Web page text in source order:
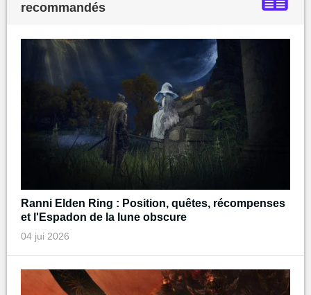
recommandés
Ranni Elden Ring : Position, quêtes, récompenses
et l'Espadon de la lune obscure
04 jui 2026